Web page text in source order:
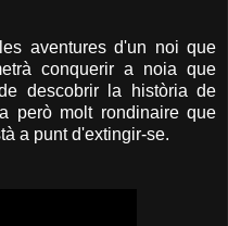
aventures d'un noi que
conquerir a noia que
descobrir la història de
però molt rondinaire que
a punt d'extingir-se.